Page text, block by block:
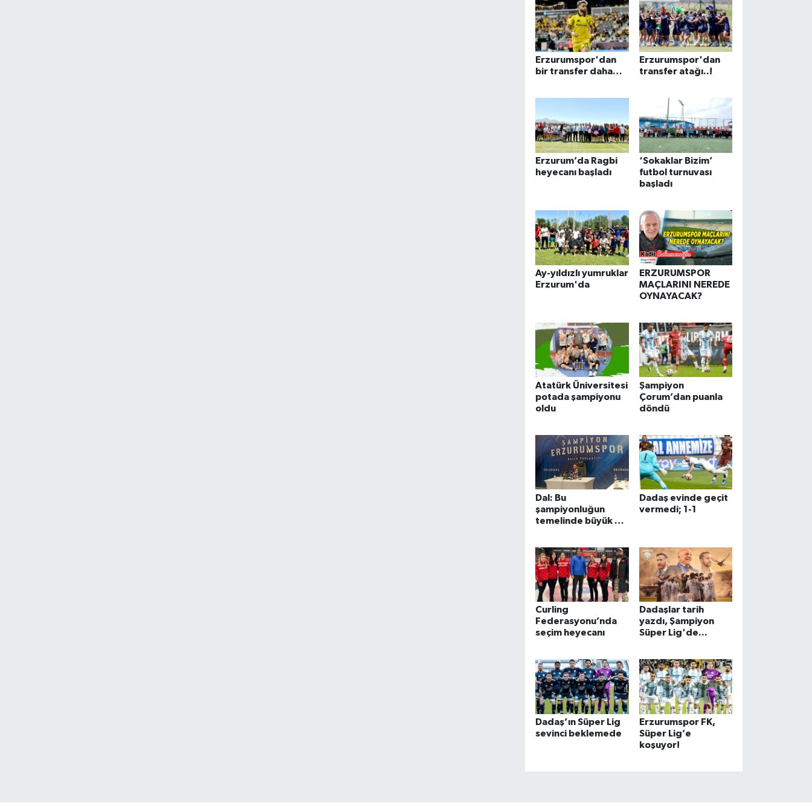
Erzurumspor'dan
bir transfer daha…
Erzurumspor'dan
transfer atağı..!
Erzurum’da Ragbi
heyecanı başladı
‘Sokaklar Bizim’
futbol turnuvası
başladı
Ay-yıldızlı yumruklar
Erzurum'da
ERZURUMSPOR
MAÇLARINI NEREDE
OYNAYACAK?
Atatürk Üniversitesi
potada şampiyonu
oldu
Şampiyon
Çorum’dan puanla
döndü
Dal: Bu
şampiyonluğun
temelinde büyük bir
Dadaş evinde geçit
vermedi; 1-1
Curling
Federasyonu’nda
seçim heyecanı
Dadaşlar tarih
yazdı, Şampiyon
Süper Lig'de...
Dadaş’ın Süper Lig
sevinci beklemede
Erzurumspor FK,
Süper Lig’e
koşuyor!